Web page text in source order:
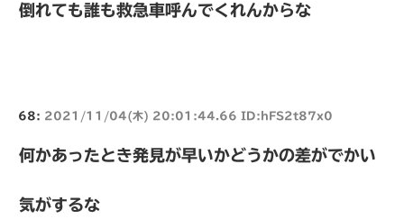
倒れても誰も救急車呼んでくれんからな
68: 2021/11/04(木) 20:01:44.66 ID:hFS2t87x0
何かあったとき発見が早いかどうかの差がでかい
気がするな